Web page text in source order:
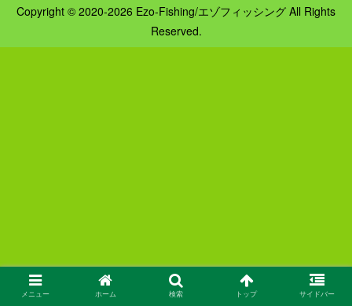
Copyright © 2020-2026 Ezo-Fishing/エゾフィッシング All Rights
Reserved.
メニュー ホーム 検索 トップ サイドバー